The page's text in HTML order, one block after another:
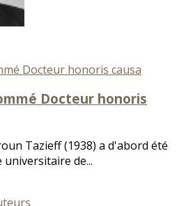
Docteur honoris
Tazieff (1938) a d'abord été
de...